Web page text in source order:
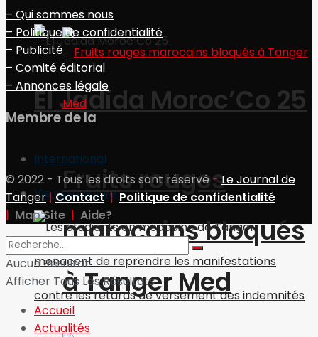
El Jadida Moroc’Co 25
International
Vie associative
Fruits rouges
marocains bloqués
à Tanger Med
– Qui sommes nous
– Politique de confidentialité
– Publicité
– Comité éditorial
– Annonces légale
Membre de la
© 2022 - Tous les droits sont réservé - Le Journal de
Tanger|Contact | Politique de confidentialité
| Map Site | Aide?
Aucun Résultat
Afficher Tous Les Résultats
Accueil
Actualités